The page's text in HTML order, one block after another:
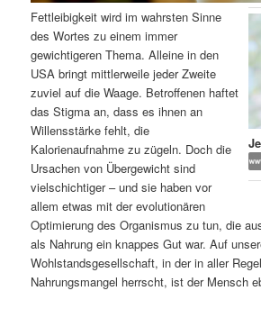
a
l
t
s
p
r
n
h
a
l
t
s
Fettleibigkeit wird im wahrsten Sinne
des Wortes zu einem immer
gewichtigeren Thema. Alleine in den
USA bringt mittlerweile jeder Zweite
zuviel auf die Waage. Betroffenen haftet
das Stigma an, dass es ihnen an
Willensstärke fehlt, die
Kalorienaufnahme zu zügeln. Doch die
Ursachen von Übergewicht sind
vielschichtiger – und sie haben vor
allem etwas mit der evolutionären
Optimierung des Organismus zu tun, die
als Nahrung ein knappes Gut war. Auf
Wohlstandsgesellschaft, in der in aller
Nahrungsmangel herrscht, ist der Mensch